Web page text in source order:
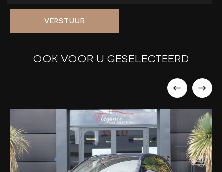
VERSTUUR
OOK VOOR U GESELECTEERD